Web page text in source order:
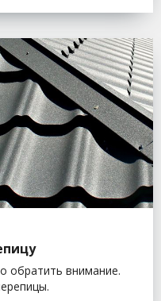
обратить внимание.